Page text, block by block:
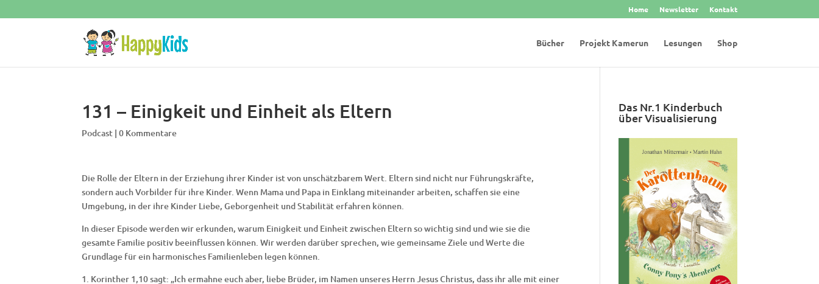
Home Newsletter Kontakt
Bücher Projekt Kamerun Lesungen Shop
131 – Einigkeit und Einheit als Eltern
Podcast |0 Kommentare
Die Rolle der Eltern in der Erziehung ihrer Kinder ist von unschätzbarem Wert. Eltern sind nicht nur Führungskräfte,
sondern auch Vorbilder für ihre Kinder. Wenn Mama und Papa in Einklang miteinander arbeiten, schaffen sie eine
Umgebung, in der ihre Kinder Liebe, Geborgenheit und Stabilität erfahren können.
In dieser Episode werden wir erkunden, warum Einigkeit und Einheit zwischen Eltern so wichtig sind und wie sie die
gesamte Familie positiv beeinflussen können. Wir werden darüber sprechen, wie gemeinsame Ziele und Werte die
Grundlage für ein harmonisches Familienleben legen können.
1. Korinther 1,10 sagt: „Ich ermahne euch aber, liebe Brüder, im Namen unseres Herrn Jesus Christus, dass ihr alle mit einer
Das Nr.1 Kinderbuch
über Visualisierung